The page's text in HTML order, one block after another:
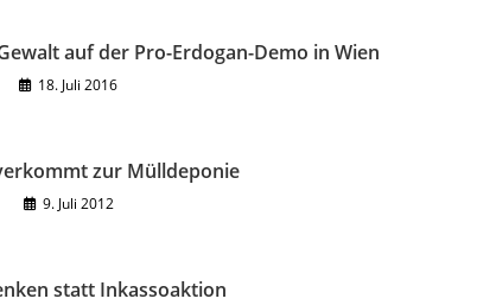
auf der Pro-Erdogan-Demo in Wien
18. Juli 2016
zur Mülldeponie
9. Juli 2012
statt Inkassoaktion